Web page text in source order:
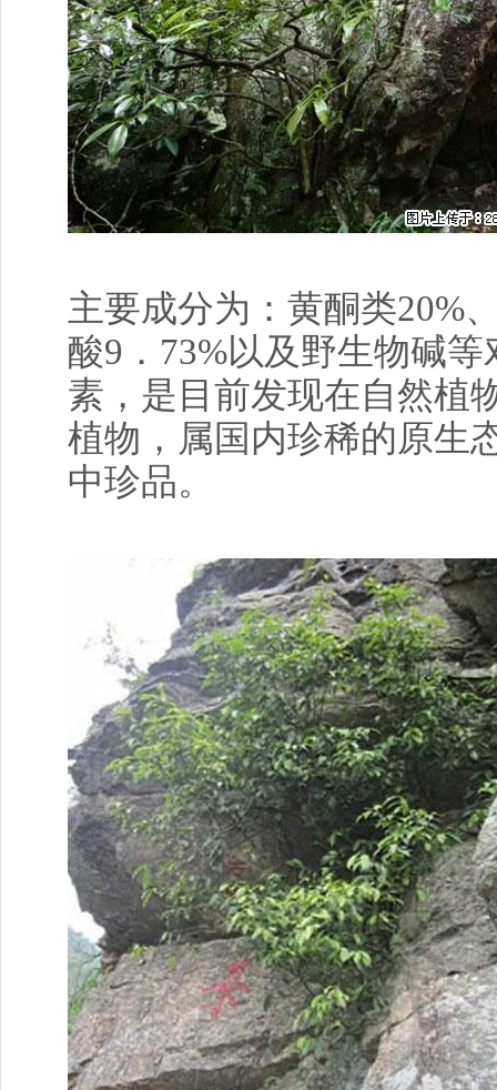
主要成分为：黄酮类20%
酸9．73%以及野生物碱
素，是目前发现在自然植
植物，属国内珍稀的原生
中珍品。